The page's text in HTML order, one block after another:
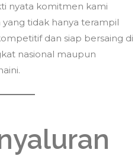
nyata komitmen kami
tidak hanya terampil
dan siap bersaing di
nasional maupun